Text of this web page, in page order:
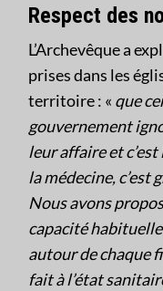
Respect des
L’Archevêque a
prises dans les
territoire : « que
gouvernement
leur affaire et
la médecine, c’est
Nous avons
capacité
autour de chaque
fait à l’état